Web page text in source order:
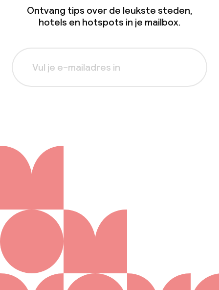
Ontvang tips over de leukste steden,
hotels en hotspots in je mailbox.